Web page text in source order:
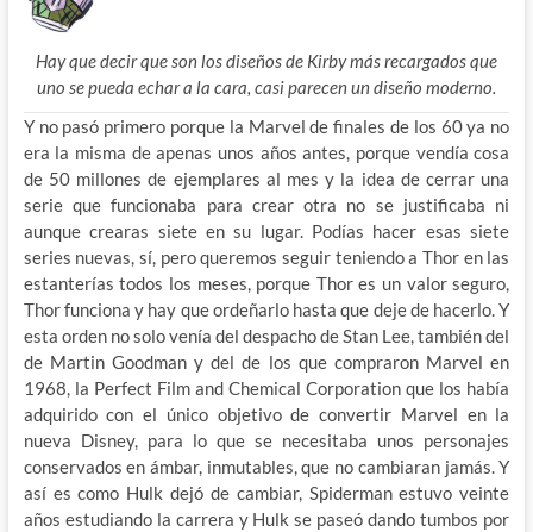
Hay que decir que son los diseños de Kirby más recargados que
uno se pueda echar a la cara, casi parecen un diseño moderno.
Y no pasó primero porque la Marvel de finales de los 60 ya no
era la misma de apenas unos años antes, porque vendía cosa
de 50 millones de ejemplares al mes y la idea de cerrar una
serie que funcionaba para crear otra no se justificaba ni
aunque crearas siete en su lugar. Podías hacer esas siete
series nuevas, sí, pero queremos seguir teniendo a Thor en las
estanterías todos los meses, porque Thor es un valor seguro,
Thor funciona y hay que ordeñarlo hasta que deje de hacerlo. Y
esta orden no solo venía del despacho de Stan Lee, también del
de Martin Goodman y del de los que compraron Marvel en
1968, la Perfect Film and Chemical Corporation que los había
adquirido con el único objetivo de convertir Marvel en la
nueva Disney, para lo que se necesitaba unos personajes
conservados en ámbar, inmutables, que no cambiaran jamás. Y
así es como Hulk dejó de cambiar, Spiderman estuvo veinte
años estudiando la carrera y Hulk se paseó dando tumbos por